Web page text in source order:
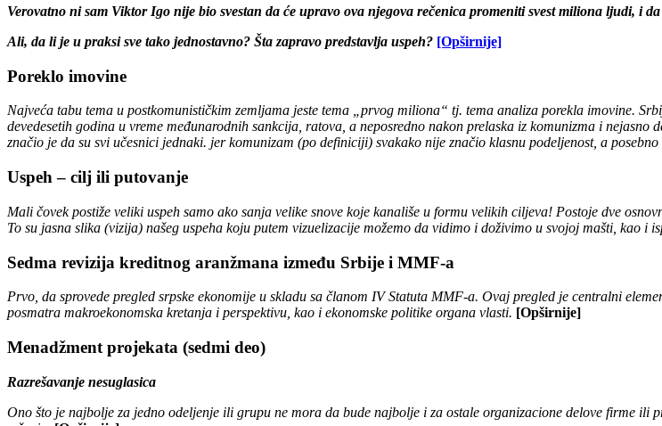
Verovatno ni sam Viktor Igo nije bio svestan da će upravo ova njegova rečenica promeniti svest miliona ljudi, i
Ali, da li je u praksi sve tako jednostavno? Šta zapravo predstavlja uspeh? [Opširnije]
Poreklo imovine
Najveća tabu tema u postkomunističkim zemljama jeste tema „prvog miliona“ tj. tema analiza porekla imovine.
devedesetih godina u vreme međunarodnih sankcija, ratova, a neposredno nakon prelaska iz komunizma i
značio je da su svi učesnici jednaki. jer komunizam (po definiciji) svakako nije značio klasnu podeljenost, a
Uspeh – cilj ili putovanje
Mali čovek postiže veliki uspeh samo ako sanja velike snove koje kanališe u formu velikih ciljeva! Postoje dve
To su jasna slika (vizija) našeg uspeha koju putem vizuelizacije možemo da vidimo i doživimo u svojoj mašti, kao
Sedma revizija kreditnog aranžmana između Srbije i MMF-a
Prvo, da sprovede pregled srpske ekonomije u skladu sa članom IV Statuta MMF-a. Ovaj pregled je centralni
posmatra makroekonomska kretanja i perspektivu, kao i ekonomske politike organa vlasti. [Opširnije]
Menadžment projekata (sedmi deo)
Razrešavanje nesuglasica
Ono što je najbolje za jedno odeljenje ili grupu ne mora da bude najbolje i za ostale organizacione delove firme